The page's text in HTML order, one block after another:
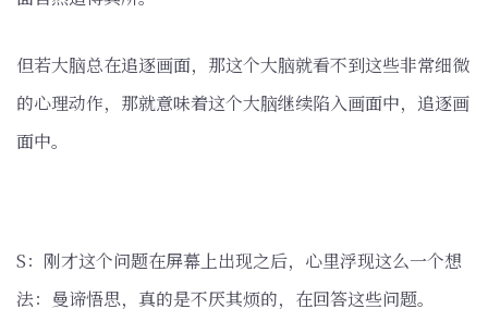
但若大脑总在追逐画面，那这个大脑就看不到这些非常细微
的心理动作，那就意味着这个大脑继续陷入画面中，追逐画
面中。
S：刚才这个问题在屏幕上出现之后，心里浮现这么一个想
法：曼谛悟思，真的是不厌其烦的，在回答这些问题。